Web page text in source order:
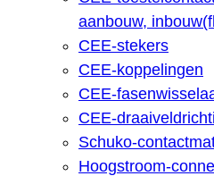
aanbouw,
CEE-stekers
CEE-koppelingen
CEE-
CEE-
Schuko-
Hoogstroom-